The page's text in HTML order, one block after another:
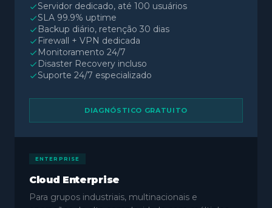
Servidor dedicado, até 100 usuários
SLA 99.9% uptime
Backup diário, retenção 30 dias
Firewall + VPN dedicada
Monitoramento 24/7
Disaster Recovery incluso
Suporte 24/7 especializado
DIAGNÓSTICO GRATUITO
ENTERPRISE
Cloud Enterprise
Para grupos industriais, multinacionais e